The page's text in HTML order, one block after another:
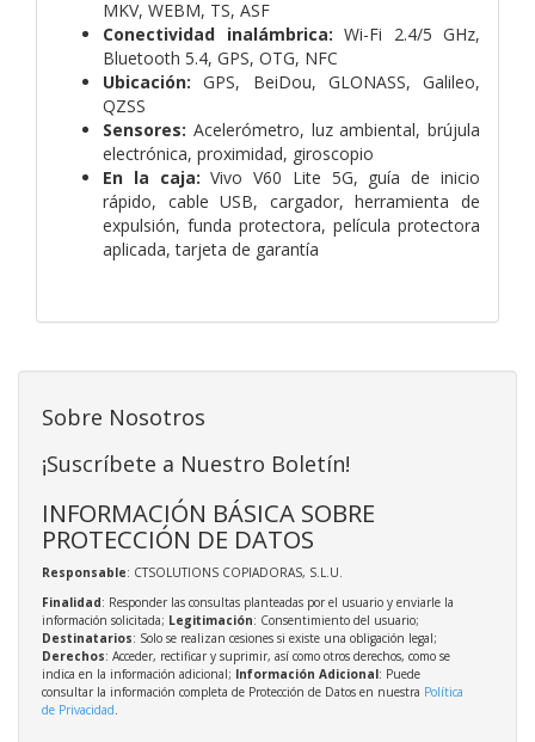
MKV, WEBM, TS, ASF
Conectividad inalámbrica: Wi-Fi 2.4/5 GHz,
Bluetooth 5.4, GPS, OTG, NFC
Ubicación: GPS, BeiDou, GLONASS, Galileo,
QZSS
Sensores: Acelerómetro, luz ambiental, brújula
electrónica, proximidad, giroscopio
En la caja: Vivo V60 Lite 5G, guía de inicio
rápido, cable USB, cargador, herramienta de
expulsión, funda protectora, película protectora
aplicada, tarjeta de garantía
Sobre Nosotros
¡Suscríbete a Nuestro Boletín!
INFORMACIÓN BÁSICA SOBRE
PROTECCIÓN DE DATOS
Responsable: CTSOLUTIONS COPIADORAS, S.L.U.
Finalidad: Responder las consultas planteadas por el usuario y enviarle la
información solicitada; Legitimación: Consentimiento del usuario;
Destinatarios: Solo se realizan cesiones si existe una obligación legal;
Derechos: Acceder, rectificar y suprimir, así como otros derechos, como se
indica en la información adicional; Información Adicional: Puede
consultar la información completa de Protección de Datos en nuestra Política
de Privacidad